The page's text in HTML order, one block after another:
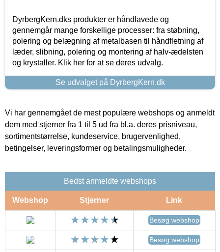
DyrbergKern.dks produkter er håndlavede og
gennemgår mange forskellige processer: fra støbning,
polering og belægning af metalbasen til håndfletning af
læder, slibning, polering og montering af halv-ædelsten
og krystaller. Klik her for at se deres udvalg.
Se udvalget på DyrbergKern.dk
Vi har gennemgået de mest populære webshops og anmeldt
dem med stjerner fra 1 til 5 ud fra bl.a. deres prisniveau,
sortimentstørrelse, kundeservice, brugervenlighed,
betingelser, leveringsformer og betalingsmuligheder.
Bedst anmeldte webshops
Webshop Stjerner Link
Besøg webshop
Besøg webshop